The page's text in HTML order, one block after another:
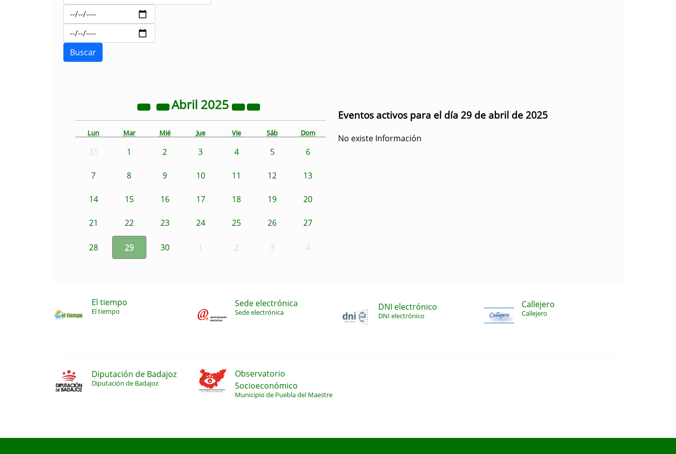
Abril 2025
Lun Mar Mié Jue Vie Sáb Dom
31 1 2 3 4 5 6
7 8 9 10 11 12 13
14 15 16 17 18 19 20
21 22 23 24 25 26 27
28 29 30 1 2 3 4
Eventos activos para el día 29 de abril de 2025
No existe Información
El tiempo
El tiempo
Sede electrónica
Sede electrónica DNI electrónico
DNI electrónico
Callejero
Callejero
Diputación de Badajoz
Diputación de Badajoz
Observatorio
Socioeconómico
Municipio de Puebla del Maestre